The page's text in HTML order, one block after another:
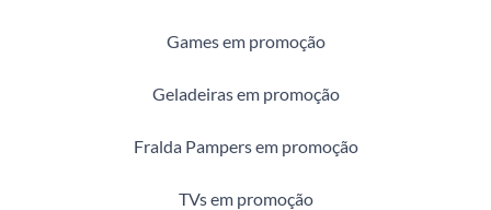
Games em promoção
Geladeiras em promoção
Fralda Pampers em promoção
TVs em promoção